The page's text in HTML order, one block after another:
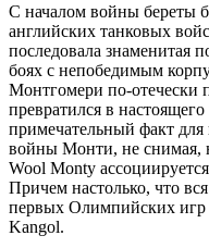
С началом войны береты
английских танковых
последовала знаменитая
боях с непобедимым
Монтгомери по-отечески
превратился в
примечательный факт
войны Монти, не снимая,
Wool Monty
Причем настолько, что
первых Олимпийских игр
Kangol.